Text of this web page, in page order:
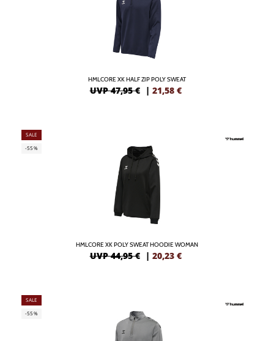
HMLCORE XK HALF ZIP POLY SWEAT
UVP 47,95 € | 21,58 €
SALE
-55%
HMLCORE XK POLY SWEAT HOODIE WOMAN
UVP 44,95 € | 20,23 €
SALE
-55%